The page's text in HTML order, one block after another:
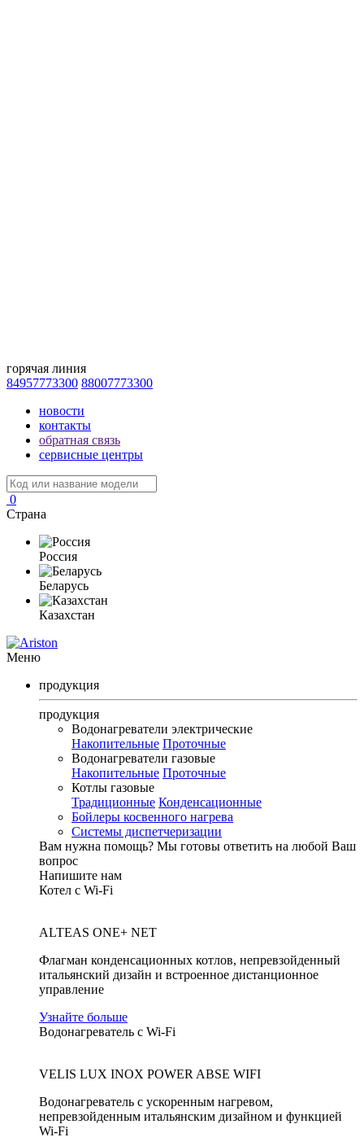
горячая линия
84957773300 88007773300
новости
контакты
обратная связь
сервисные центры
0
Страна
Россия
Беларусь
Казахстан
Меню
продукция
продукция
Водонагреватели электрические
Накопительные Проточные
Водонагреватели газовые
Накопительные Проточные
Котлы газовые
Традиционные Конденсационные
Бойлеры косвенного нагрева
Системы диспетчеризации
Вам нужна помощь? Мы готовы ответить на любой Ваш
вопрос
Напишите нам
Котел с Wi-Fi
ALTEAS ONE+ NET
Флагман конденсационных котлов, непревзойденный
итальянский дизайн и встроенное дистанционное
управление
Узнайте больше
Водонагреватель с Wi-Fi
VELIS LUX INOX POWER ABSE WIFI
Водонагреватель с ускоренным нагревом,
непревзойденным итальянским дизайном и функцией
Wi-Fi